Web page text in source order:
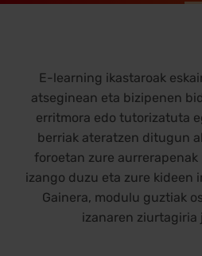
E-learning ikastaroak
atseginean eta bizipenen
erritmora edo tutorizatuta
berriak ateratzen ditugun
foroetan zure aurrerapenak
izango duzu eta zure kideen
Gainera, modulu guztiak
izanaren ziurtagiria